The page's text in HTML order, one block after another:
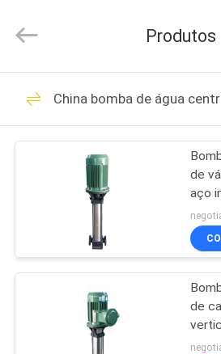
CASA
PRODUTOS
EXCURSÃO
FÁBRICA
Technology
All
Reserved.
Pano de
poeira
Pano da
vidro
Produtos
China bomba de água
de
aço
de
da
de